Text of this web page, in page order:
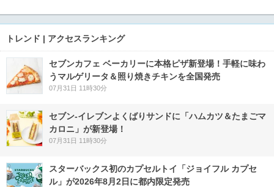
トレンド | アクセスランキング
セブンカフェ ベーカリーに本格ピザ新登場！手軽に味わ
うマルゲリータ＆照り焼きチキンを全国発売
07月31日 11時30分
セブン‐イレブンよくばりサンドに「ハムカツ＆たまごマ
カロニ」が新登場！
07月31日 11時30分
スターバックス初のカプセルトイ「ジョイフル カプセ
ル」が2026年8月2日に都内限定発売